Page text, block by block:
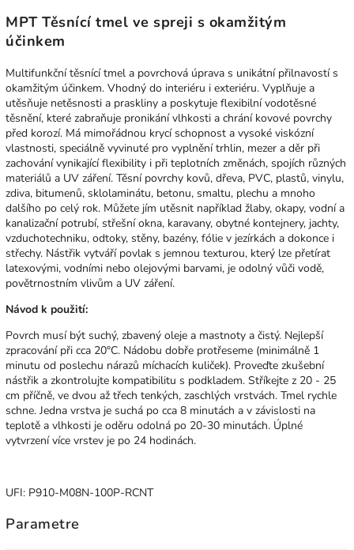
MPT Těsnící tmel ve spreji s okamžitým
účinkem
Multifunkční těsnící tmel a povrchová úprava s unikátní přilnavostí s
okamžitým účinkem. Vhodný do interiéru i exteriéru. Vyplňuje a
utěsňuje netěsnosti a praskliny a poskytuje flexibilní vodotěsné
těsnění, které zabraňuje pronikání vlhkosti a chrání kovové povrchy
před korozí. Má mimořádnou krycí schopnost a vysoké viskózní
vlastnosti, speciálně vyvinuté pro vyplnění trhlin, mezer a děr při
zachování vynikající flexibility i při teplotních změnách, spojích různých
materiálů a UV záření. Těsní povrchy kovů, dřeva, PVC, plastů, vinylu,
zdiva, bitumenů, sklolaminátu, betonu, smaltu, plechu a mnoho
dalšího po celý rok. Můžete jím utěsnit například žlaby, okapy, vodní a
kanalizační potrubí, střešní okna, karavany, obytné kontejnery, jachty,
vzduchotechniku, odtoky, stěny, bazény, fólie v jezírkách a dokonce i
střechy. Nástřik vytváří povlak s jemnou texturou, který lze přetírat
latexovými, vodními nebo olejovými barvami, je odolný vůči vodě,
povětrnostním vlivům a UV záření.
Návod k použití:
Povrch musí být suchý, zbavený oleje a mastnoty a čistý. Nejlepší
zpracování při cca 20°C. Nádobu dobře protřeseme (minimálně 1
minutu od poslechu nárazů míchacích kuliček). Proveďte zkušební
nástřik a zkontrolujte kompatibilitu s podkladem. Stříkejte z 20 - 25
cm příčně, ve dvou až třech tenkých, zaschlých vrstvách. Tmel rychle
schne. Jedna vrstva je suchá po cca 8 minutách a v závislosti na
teplotě a vlhkosti je oděru odolná po 20-30 minutách. Úplné
vytvrzení více vrstev je po 24 hodinách.
UFI: P910-M08N-100P-RCNT
Parametre